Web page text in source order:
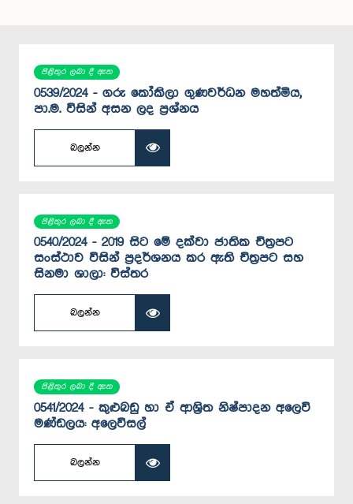
පිළිතුර ලබා දී ඇත
0539/2024 - ගරු කෝකිලා ගුණවර්ධන මහත්මිය,
පා.ම. විසින් අසන ලද ප්‍රශ්නය
බලන්න
පිළිතුර ලබා දී ඇත
0540/2024 - 2019 සිට මේ දක්වා ජාතික චිත්‍රපට
සංස්ථාව විසින් ප්‍රදර්ශනය කර ඇති චිත්‍රපට සහ
සිනමා ශාලා: විස්තර
බලන්න
පිළිතුර ලබා දී ඇත
0541/2024 - කුළුබඩු හා ඒ ආශ්‍රිත නිෂ්පාදන අලෙවි
මණ්ඩලය: අලෙවිසල්
බලන්න